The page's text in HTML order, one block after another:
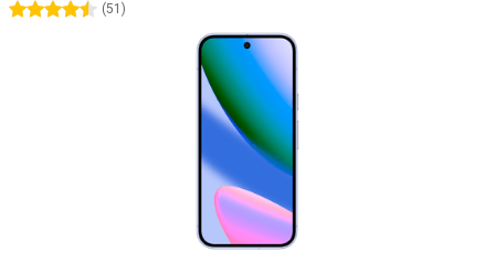
4.5 stjerner
(51 )